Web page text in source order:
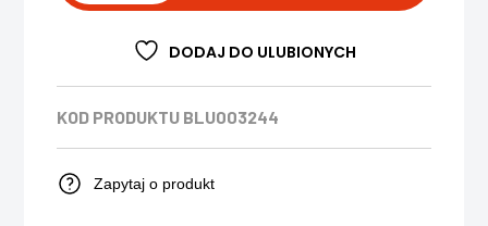
DODAJ DO ULUBIONYCH
KOD PRODUKTU BLU003244
Zapytaj o produkt